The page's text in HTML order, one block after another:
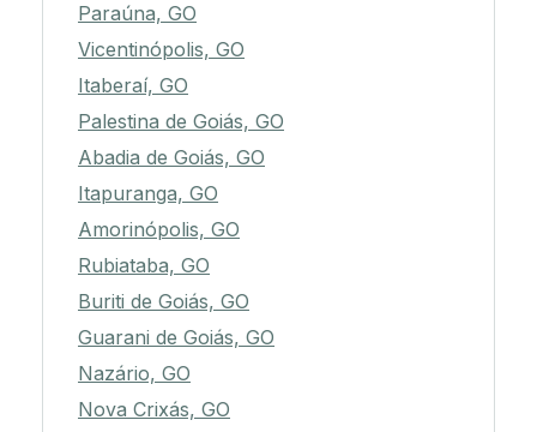
Paraúna, GO
Vicentinópolis, GO
Itaberaí, GO
Palestina de Goiás, GO
Abadia de Goiás, GO
Itapuranga, GO
Amorinópolis, GO
Rubiataba, GO
Buriti de Goiás, GO
Guarani de Goiás, GO
Nazário, GO
Nova Crixás, GO